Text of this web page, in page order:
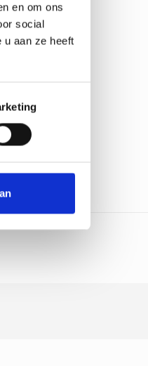
en om ons
social
u aan ze heeft